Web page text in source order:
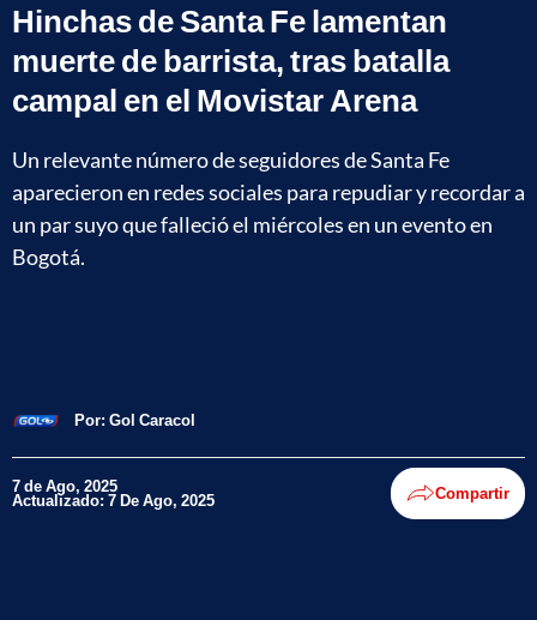
Hinchas de Santa Fe lamentan
muerte de barrista, tras batalla
campal en el Movistar Arena
Un relevante número de seguidores de Santa Fe
aparecieron en redes sociales para repudiar y recordar a
un par suyo que falleció el miércoles en un evento en
Bogotá.
Por: Gol Caracol
7 de Ago, 2025
Actualizado: 7 De Ago, 2025 Compartir